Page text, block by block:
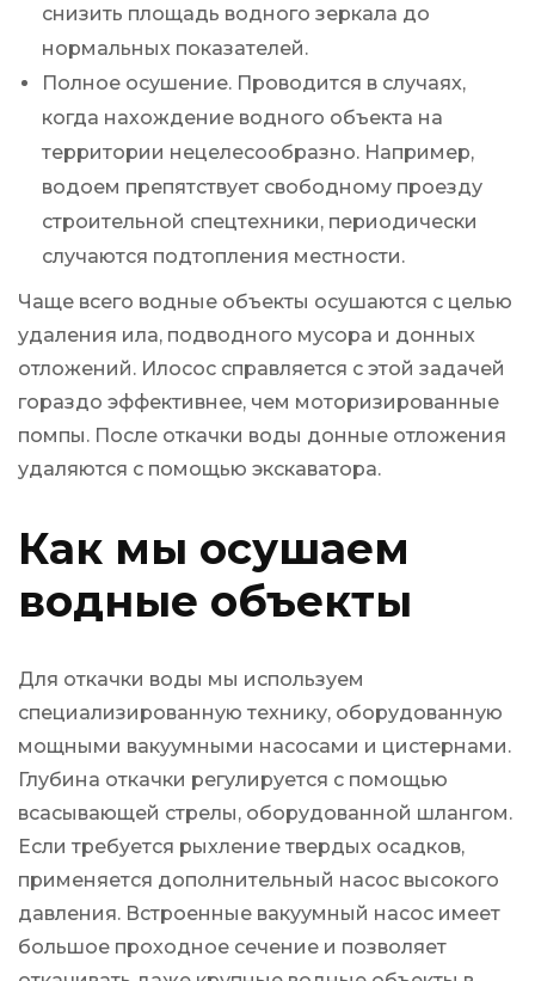
снизить площадь водного зеркала до
нормальных показателей.
Полное осушение. Проводится в случаях,
когда нахождение водного объекта на
территории нецелесообразно. Например,
водоем препятствует свободному проезду
строительной спецтехники, периодически
случаются подтопления местности.
Чаще всего водные объекты осушаются с целью
удаления ила, подводного мусора и донных
отложений. Илосос справляется с этой задачей
гораздо эффективнее, чем моторизированные
помпы. После откачки воды донные отложения
удаляются с помощью экскаватора.
Как мы осушаем
водные объекты
Для откачки воды мы используем
специализированную технику, оборудованную
мощными вакуумными насосами и цистернами.
Глубина откачки регулируется с помощью
всасывающей стрелы, оборудованной шлангом.
Если требуется рыхление твердых осадков,
применяется дополнительный насос высокого
давления. Встроенные вакуумный насос имеет
большое проходное сечение и позволяет